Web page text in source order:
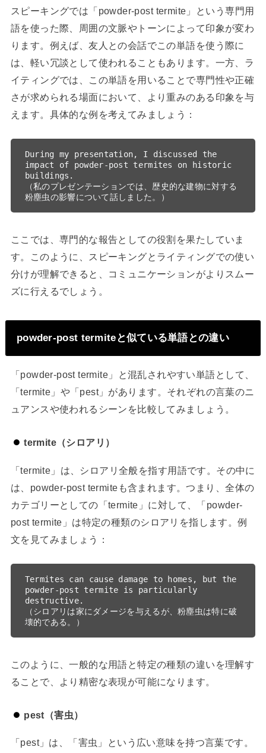
スピーキングでは「powder-post termite」という専門用
語を使った際、周囲の文脈やトーンによって印象が変わ
ります。例えば、友人との会話でこの単語を使う際に
は、軽い冗談として使われることもあります。一方、ラ
イティングでは、この単語を用いることで専門性や正確
さが求められる場面において、より重みのある印象を与
えます。具体的な例を考えてみましょう：
During my presentation, I discussed the
impact of powder-post termites on historic
buildings.
（私のプレゼンテーションでは、歴史的な建物に対する
ここでは、専門的な報告としての役割を果たしていま
す。このように、スピーキングとライティングでの使い
分けが理解できると、コミュニケーションがよりスムー
ズに行えるでしょう。
powder-post termiteと似ている単語との違い
「powder-post termite」と混乱されやすい単語として、
「termite」や「pest」があります。それぞれの言葉のニ
ュアンスや使われるシーンを比較してみましょう。
termite（シロアリ）
「termite」は、シロアリ全般を指す用語です。その中に
は、powder-post termiteも含まれます。つまり、全体の
カテゴリーとしての「termite」に対して、「powder-
post termite」は特定の種類のシロアリを指します。例
文を見てみましょう：
Termites can cause damage to homes, but the
powder-post termite is particularly
destructive.
（シロアリは家にダメージを与えるが、粉塵虫は特に破
このように、一般的な用語と特定の種類の違いを理解す
ることで、より精密な表現が可能になります。
pest（害虫）
「pest」は、「害虫」という広い意味を持つ言葉です。